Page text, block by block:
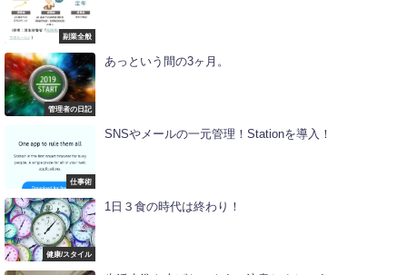
副業全般
管理者の日記
あっという間の3ヶ月。
仕事術
SNSやメールの一元管理！Stationを導入！
健康/スタイル
1日３食の時代は終わり！